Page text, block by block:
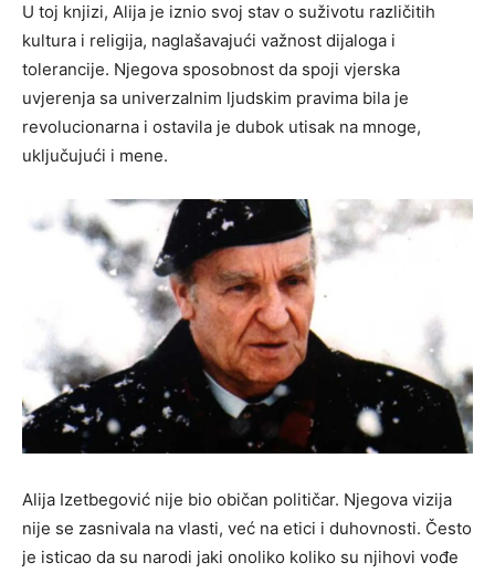
U toj knjizi, Alija je iznio svoj stav o suživotu različitih
kultura i religija, naglašavajući važnost dijaloga i
tolerancije. Njegova sposobnost da spoji vjerska
uvjerenja sa univerzalnim ljudskim pravima bila je
revolucionarna i ostavila je dubok utisak na mnoge,
uključujući i mene.
Alija Izetbegović nije bio običan političar. Njegova vizija
nije se zasnivala na vlasti, već na etici i duhovnosti. Često
je isticao da su narodi jaki onoliko koliko su njihovi vođe